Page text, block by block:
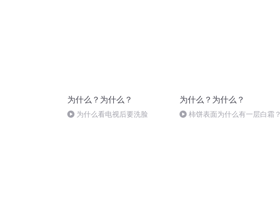
为什么？为什么？
为什么看电视后要洗脸
为什么？为什么？
柿饼表面为什么有一层白霜？